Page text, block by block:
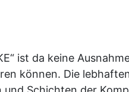
ist da keine
können. Die